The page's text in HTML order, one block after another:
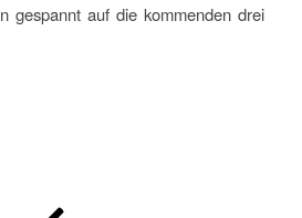
gespannt auf die kommenden drei